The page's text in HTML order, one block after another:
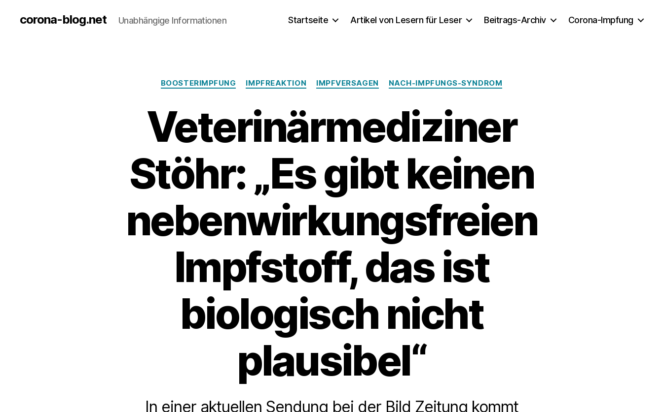
corona-blog.net Unabhängige Informationen Startseite Artikel von Lesern für Leser Beitrags-Archiv Corona-Impfung
Kategorien
BOOSTERIMPFUNG IMPFREAKTION IMPFVERSAGEN NACH-IMPFUNGS-SYNDROM
Veterinärmediziner
Stöhr: „Es gibt keinen
nebenwirkungsfreien
Impfstoff, das ist
biologisch nicht
plausibel“
In einer aktuellen Sendung bei der Bild Zeitung kommt